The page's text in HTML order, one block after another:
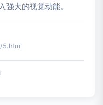
强大的视觉动能。
5.html